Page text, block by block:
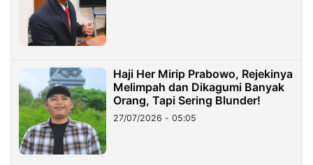
Haji Her Mirip Prabowo, Rejekinya
Melimpah dan Dikagumi Banyak
Orang, Tapi Sering Blunder!
27/07/2026 - 05:05